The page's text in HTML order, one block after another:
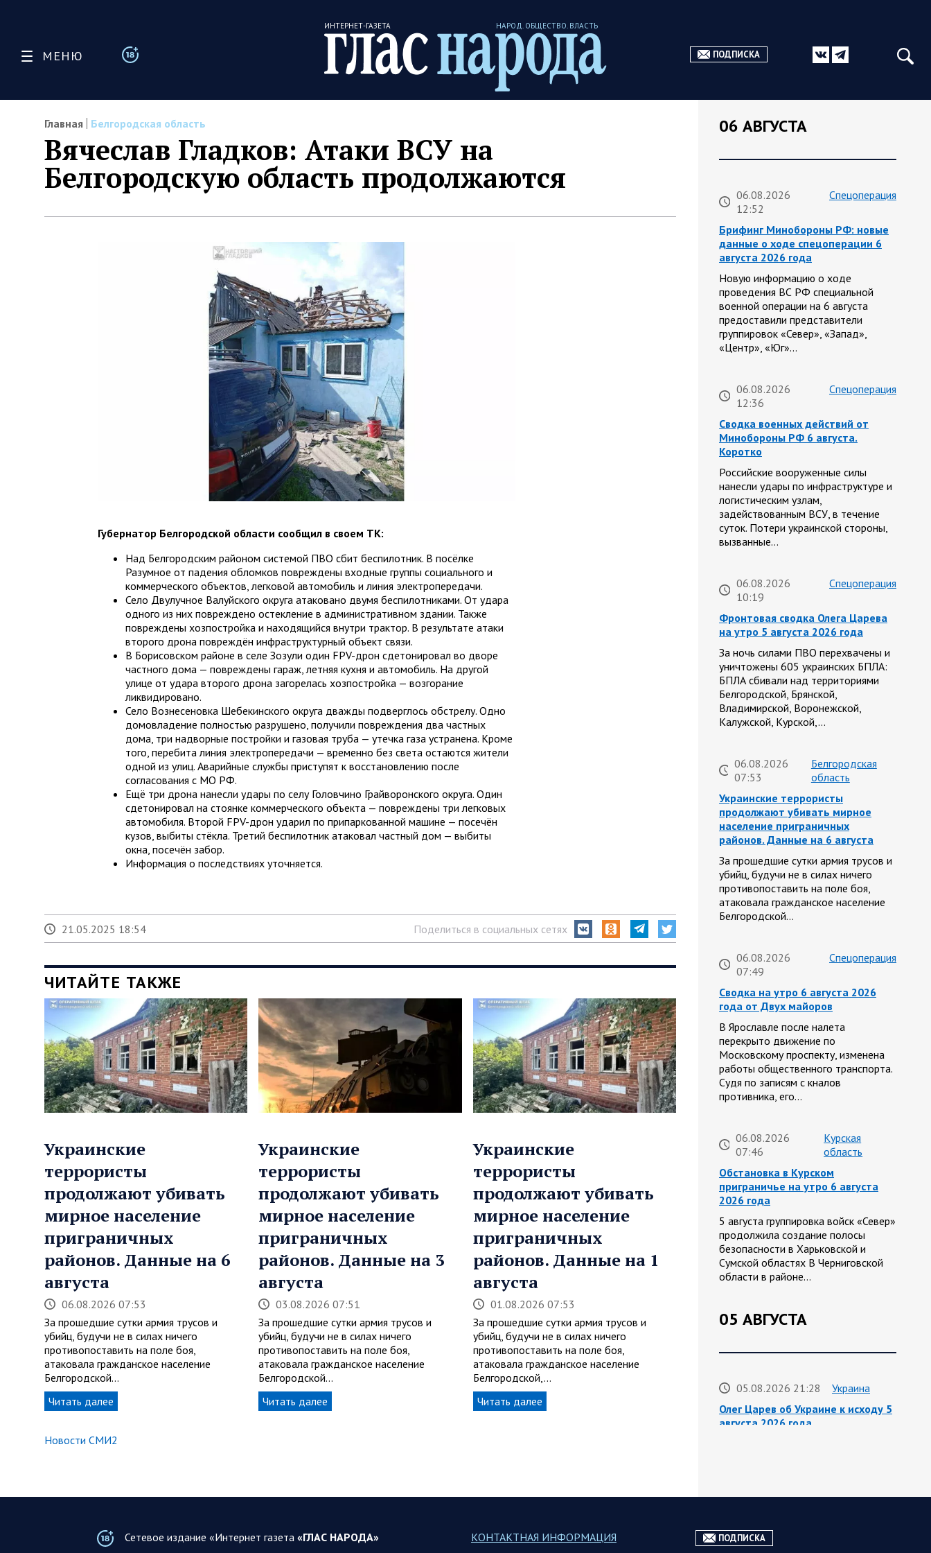
МЕНЮ
ИНТЕРНЕТ-ГАЗЕТА НАРОД. ОБЩЕСТВО. ВЛАСТЬ
ПОДПИСКА
Главная Белгородская область
Вячеслав Гладков: Атаки ВСУ на
Белгородскую область продолжаются
Губернатор Белгородской области сообщил в своем ТК:
Над Белгородским районом системой ПВО сбит беспилотник. В посёлке
Разумное от падения обломков повреждены входные группы социального и
коммерческого объектов, легковой автомобиль и линия электропередачи.
Село Двулучное Валуйского округа атаковано двумя беспилотниками. От удара
одного из них повреждено остекление в административном здании. Также
повреждены хозпостройка и находящийся внутри трактор. В результате атаки
второго дрона повреждён инфраструктурный объект связи.
В Борисовском районе в селе Зозули один FPV-дрон сдетонировал во дворе
частного дома — повреждены гараж, летняя кухня и автомобиль. На другой
улице от удара второго дрона загорелась хозпостройка — возгорание
ликвидировано.
Село Вознесеновка Шебекинского округа дважды подверглось обстрелу. Одно
домовладение полностью разрушено, получили повреждения два частных
дома, три надворные постройки и газовая труба — утечка газа устранена. Кроме
того, перебита линия электропередачи — временно без света остаются жители
одной из улиц. Аварийные службы приступят к восстановлению после
согласования с МО РФ.
Ещё три дрона нанесли удары по селу Головчино Грайворонского округа. Один
сдетонировал на стоянке коммерческого объекта — повреждены три легковых
автомобиля. Второй FPV-дрон ударил по припаркованной машине — посечён
кузов, выбиты стёкла. Третий беспилотник атаковал частный дом — выбиты
окна, посечён забор.
Информация о последствиях уточняется.
21.05.2025 18:54 Поделиться в социальных сетях
ЧИТАЙТЕ ТАКЖЕ
Украинские
террористы
продолжают убивать
мирное население
приграничных
районов. Данные на 6
августа
06.08.2026 07:53
За прошедшие сутки армия трусов и
убийц, будучи не в силах ничего
противопоставить на поле боя,
атаковала гражданское население
Белгородской…
Читать далее
Украинские
террористы
продолжают убивать
мирное население
приграничных
районов. Данные на 3
августа
03.08.2026 07:51
За прошедшие сутки армия трусов и
убийц, будучи не в силах ничего
противопоставить на поле боя,
атаковала гражданское население
Белгородской…
Читать далее
Украинские
террористы
продолжают убивать
мирное население
приграничных
районов. Данные на 1
августа
01.08.2026 07:53
За прошедшие сутки армия трусов и
убийц, будучи не в силах ничего
противопоставить на поле боя,
атаковала гражданское население
Белгородской,…
Читать далее
Новости СМИ2
06 АВГУСТА
06.08.2026
12:52
Спецоперация
Брифинг Минобороны РФ: новые
данные о ходе спецоперации 6
августа 2026 года
Новую информацию о ходе
проведения ВС РФ специальной
военной операции на 6 августа
предоставили представители
группировок «Север», «Запад»,
«Центр», «Юг»…
06.08.2026
12:36
Спецоперация
Сводка военных действий от
Минобороны РФ 6 августа.
Коротко
Российские вооруженные силы
нанесли удары по инфраструктуре и
логистическим узлам,
задействованным ВСУ, в течение
суток. Потери украинской стороны,
вызванные…
06.08.2026
10:19
Спецоперация
Фронтовая сводка Олега Царева
на утро 5 августа 2026 года
За ночь силами ПВО перехвачены и
уничтожены 605 украинских БПЛА:
БПЛА сбивали над территориями
Белгородской, Брянской,
Владимирской, Воронежской,
Калужской, Курской,…
06.08.2026
07:53
Белгородская
область
Украинские террористы
продолжают убивать мирное
население приграничных
районов. Данные на 6 августа
За прошедшие сутки армия трусов и
убийц, будучи не в силах ничего
противопоставить на поле боя,
атаковала гражданское население
Белгородской…
06.08.2026
07:49
Спецоперация
Сводка на утро 6 августа 2026
года от Двух майоров
В Ярославле после налета
перекрыто движение по
Московскому проспекту, изменена
работы общественного транспорта.
Судя по записям с кналов
противника, его…
06.08.2026
07:46
Курская
область
Обстановка в Курском
приграничье на утро 6 августа
2026 года
5 августа группировка войск «Север»
продолжила создание полосы
безопасности в Харьковской и
Сумской областях В Черниговской
области в районе…
05 АВГУСТА
05.08.2026 21:28
Украина
Олег Царев об Украине к исходу 5
августа 2026 года
России, Великобритании, Франции и
Сетевое издание «Интернет газета «ГЛАС НАРОДА» КОНТАКТНАЯ ИНФОРМАЦИЯ ПОДПИСКА